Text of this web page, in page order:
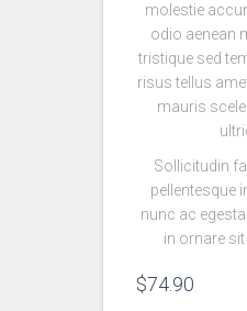
molestie
odio aenean
tristique sed
risus tellus
mauris
Sollicitudin
pellentesque
nunc ac
in ornare
$74.90